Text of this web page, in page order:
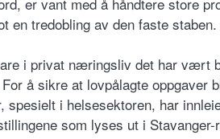
en tredobling av den faste staben.
i privat næringsliv det har vært
å sikre at lovpålagte oppgaver
spesielt i helsesektoren, har
som lyses ut i